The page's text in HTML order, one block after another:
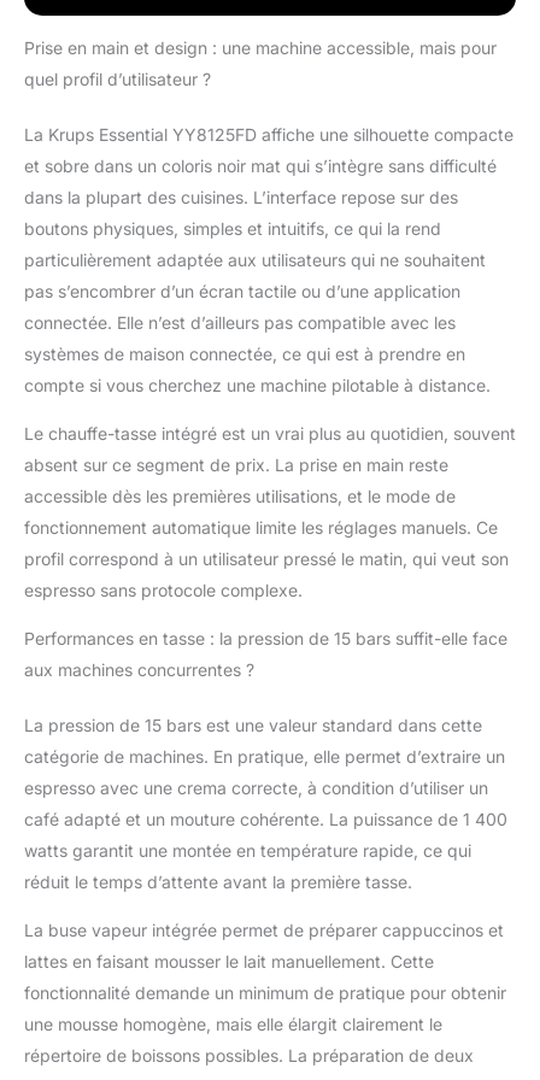
chaque tasse grace au
contrôle du broyage et
Commandes par
boutons avec LED
lumineuses pour un
usage fluide, simple et
BUSE VAPEUR
INTÉGRÉE : Réalisez
chez vous des
cappuccinos onctueux
avec une mousse
parfaite. Facile à utiliser
et à nettoyer.
NETTOYAGE 100%
AUTOMATIQUE, 0%
D'EFFORT : Une pastille
3x/an environ, sans
rien à démonter dans la
interne après chaque
café. RÉPARABILITÉ 15
réparateurs dans le
monde pour prolonger
sa durée de vie.
Prise en main et design : une machine accessible, mais pour
quel profil d’utilisateur ?
La Krups Essential YY8125FD affiche une silhouette compacte
et sobre dans un coloris noir mat qui s’intègre sans difficulté
dans la plupart des cuisines. L’interface repose sur des
boutons physiques, simples et intuitifs, ce qui la rend
particulièrement adaptée aux utilisateurs qui ne souhaitent
pas s’encombrer d’un écran tactile ou d’une application
connectée. Elle n’est d’ailleurs pas compatible avec les
systèmes de maison connectée, ce qui est à prendre en
compte si vous cherchez une machine pilotable à distance.
Le chauffe-tasse intégré est un vrai plus au quotidien, souvent
absent sur ce segment de prix. La prise en main reste
accessible dès les premières utilisations, et le mode de
fonctionnement automatique limite les réglages manuels. Ce
profil correspond à un utilisateur pressé le matin, qui veut son
espresso sans protocole complexe.
Performances en tasse : la pression de 15 bars suffit-elle face
aux machines concurrentes ?
La pression de 15 bars est une valeur standard dans cette
catégorie de machines. En pratique, elle permet d’extraire un
espresso avec une crema correcte, à condition d’utiliser un
café adapté et un mouture cohérente. La puissance de 1 400
watts garantit une montée en température rapide, ce qui
réduit le temps d’attente avant la première tasse.
La buse vapeur intégrée permet de préparer cappuccinos et
lattes en faisant mousser le lait manuellement. Cette
fonctionnalité demande un minimum de pratique pour obtenir
une mousse homogène, mais elle élargit clairement le
répertoire de boissons possibles. La préparation de deux